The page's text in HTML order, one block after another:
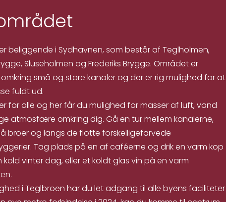
beliggende i Sydhavnen, som består af Teglholmen,
Sluseholmen og Frederiks Brygge. Området er
små og store kanaler og der er rig mulighed for at
fuldt ud.
for alle og her får du mulighed for masser af luft, vand
atmosfære omkring dig. Gå en tur mellem kanalerne,
broer og langs de flotte forskelligefarvede
Tag plads på en af caféerne og drik en varm kop
kold vinter dag, eller et koldt glas vin på en varm
i Teglbroen har du let adgang til alle byens faciliteter